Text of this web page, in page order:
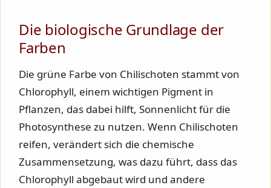
Die biologische Grundlage der
Farben
Die grüne Farbe von Chilischoten stammt von
Chlorophyll, einem wichtigen Pigment in
Pflanzen, das dabei hilft, Sonnenlicht für die
Photosynthese zu nutzen. Wenn Chilischoten
reifen, verändert sich die chemische
Zusammensetzung, was dazu führt, dass das
Chlorophyll abgebaut wird und andere